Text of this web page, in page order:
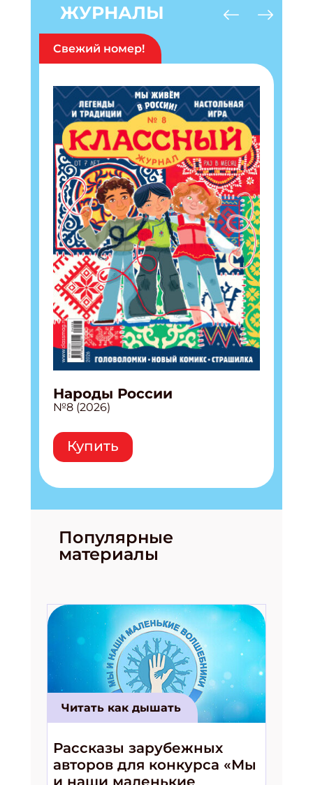
ЖУРНАЛЫ
Свежий номер!
Народы России
№8 (2026)
Купить
Популярные
материалы
Читать как дышать
Рассказы зарубежных
авторов для конкурса «Мы
и наши маленькие
Получи электронный "Классный журнал" в
Укажите имя
Укажите Ваш Email
ПОДПИСАТЬСЯ